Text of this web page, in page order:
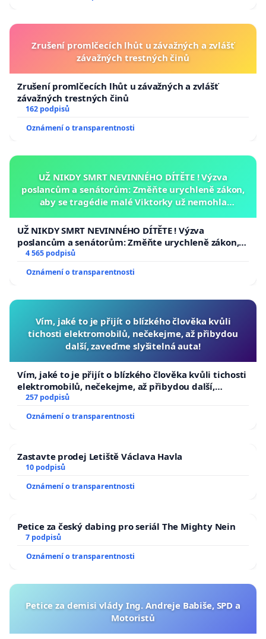
Zrušení promlčecích lhůt u závažných a zvlášť
závažných trestných činů
Zrušení promlčecích lhůt u závažných a zvlášť
závažných trestných činů
162 podpisů
Oznámení o transparentnosti
UŽ NIKDY SMRT NEVINNÉHO DÍTĚTE ! Výzva
poslancům a senátorům: Změňte urychleně zákon,
aby se tragédie malé Viktorky už nemohla
UŽ NIKDY SMRT NEVINNÉHO DÍTĚTE ! Výzva
poslancům a senátorům: Změňte urychleně zákon,
aby se tragédie malé Viktorky už nemohla opakovat!
4 565 podpisů
Oznámení o transparentnosti
Vím, jaké to je přijít o blízkého člověka kvůli
tichosti elektromobilů, nečekejme, až přibydou
další, zaveďme slyšitelná auta!
Vím, jaké to je přijít o blízkého člověka kvůli tichosti
elektromobilů, nečekejme, až přibydou další,
zaveďme slyšitelná auta!
257 podpisů
Oznámení o transparentnosti
Zastavte prodej Letiště Václava Havla
10 podpisů
Oznámení o transparentnosti
Petice za český dabing pro seriál The Mighty Nein
7 podpisů
Oznámení o transparentnosti
Petice za demisi vlády Ing. Andreje Babiše, SPD a
Motoristů